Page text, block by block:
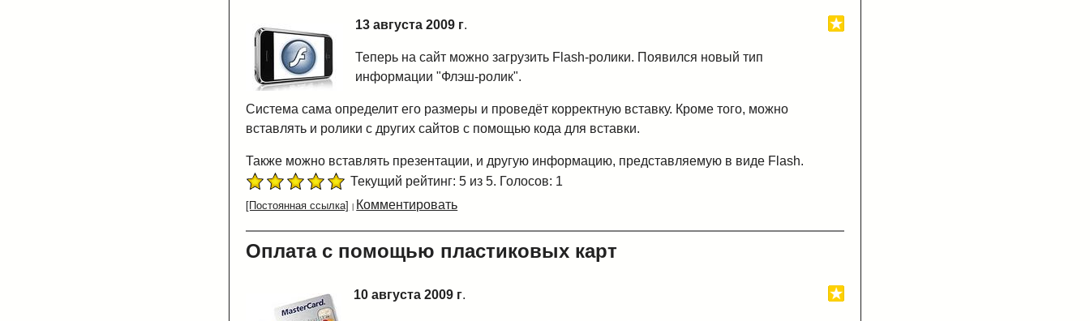
13 августа 2009 г.
Теперь на сайт можно загрузить Flash-ролики. Появился новый тип
информации "Флэш-ролик".
Система сама определит его размеры и проведёт корректную вставку. Кроме того, можно
вставлять и ролики с других сайтов с помощью кода для вставки.
Также можно вставлять презентации, и другую информацию, представляемую в виде Flash.
Текущий рейтинг: 5 из 5. Голосов: 1
[Постоянная ссылка] Комментировать
Оплата с помощью пластиковых карт
10 августа 2009 г.